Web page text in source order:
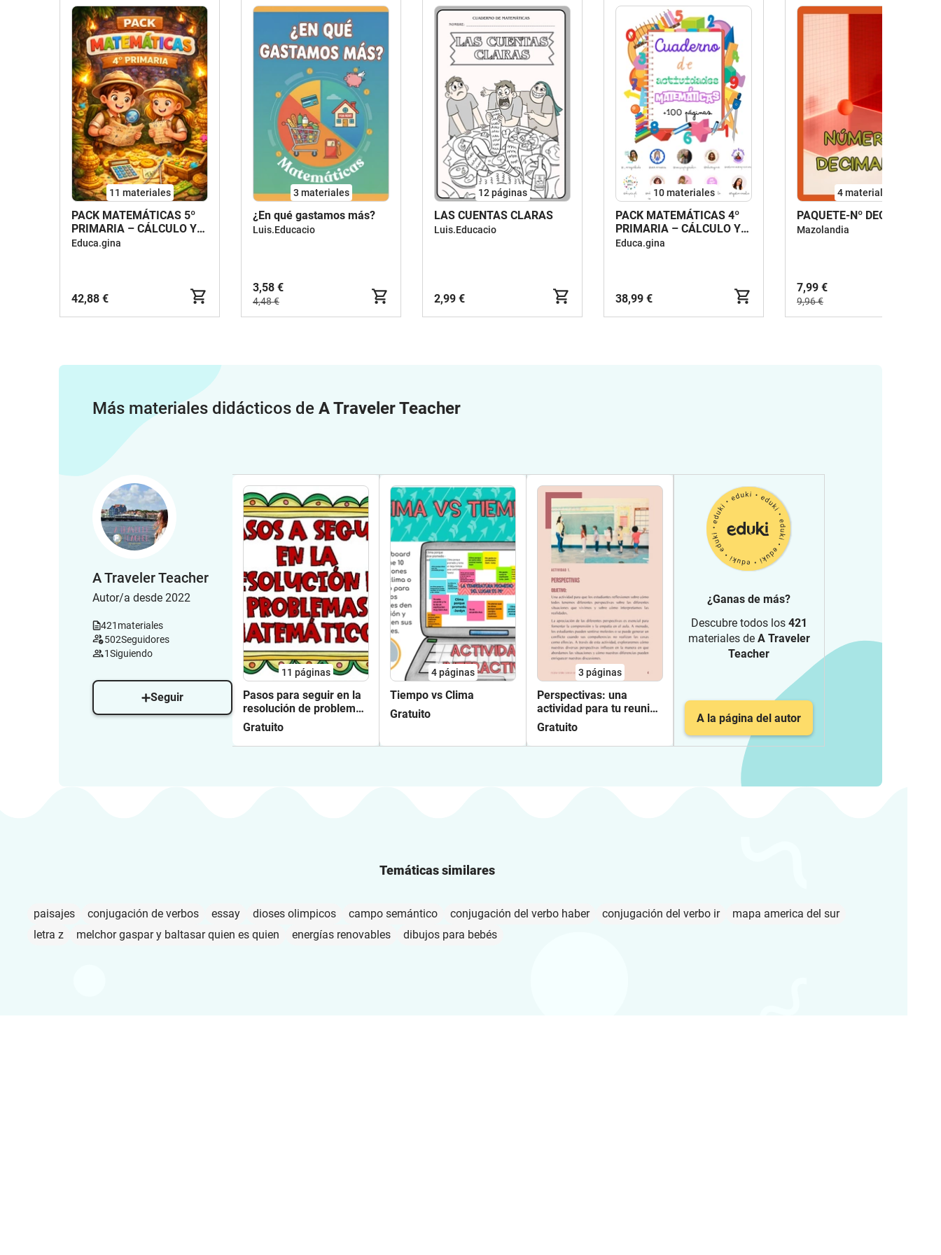
11 materiales
PACK MATEMÁTICAS 5º
PRIMARIA – CÁLCULO Y
PROBLEMAS
Educa.gina
42,88 €
3 materiales
¿En qué gastamos más?
Luis.Educacio
3,58 €
4,48 €
12páginas
LAS CUENTAS CLARAS
Luis.Educacio
2,99 €
10 materiales
PACK MATEMÁTICAS 4º
PRIMARIA – CÁLCULO Y
PROBLEMAS
Educa.gina
38,99 €
4 materiales
PAQUETE-Nº DECIMALES
Mazolandia
7,99 €
9,96 €
Más materiales didácticos de A Traveler Teacher
A Traveler Teacher
Autor/a desde 2022
421 materiales
502Seguidores
1Siguiendo
Seguir
11 páginas
Pasos para seguir en la
resolución de problemas
matemáticos
Gratuito
4páginas
Tiempo vs Clima
Gratuito
3 páginas
Perspectivas: una
actividad para tu reunión
de la mañana
Gratuito
¿Ganas de más?
Descubre todos los 421
materiales de A Traveler
Teacher
A la página del autor
Temáticas similares
paisajes conjugación de verbos essay dioses olimpicos campo semántico conjugación del verbo haber conjugación del verbo ir
mapa america del sur
letra z
melchor gaspar y baltasar quien es quien energías renovables dibujos para bebés